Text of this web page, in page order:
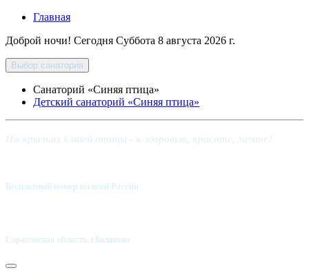
Главная
Доброй ночи! Сегодня Суббота 8 августа 2026 г.
Выбор санатория
Санаторий «Синяя птица»
Детский санаторий «Синяя птица»
Бесплатный номер по всей России:
Саратовская область, г.Балаково